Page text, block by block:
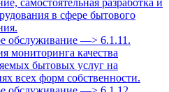
в сфере бытового
обслуживание —> 6.1.11.
мониторинга качества
бытовых услуг на
всех форм собственности.